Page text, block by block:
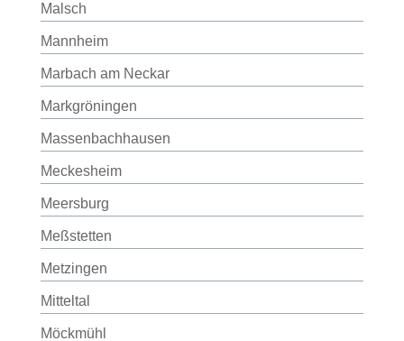
Malsch
Mannheim
Marbach am Neckar
Markgröningen
Massenbachhausen
Meckesheim
Meersburg
Meßstetten
Metzingen
Mitteltal
Möckmühl